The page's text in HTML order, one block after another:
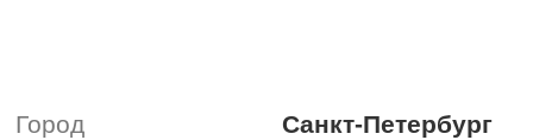
Город
Санкт-Петербург